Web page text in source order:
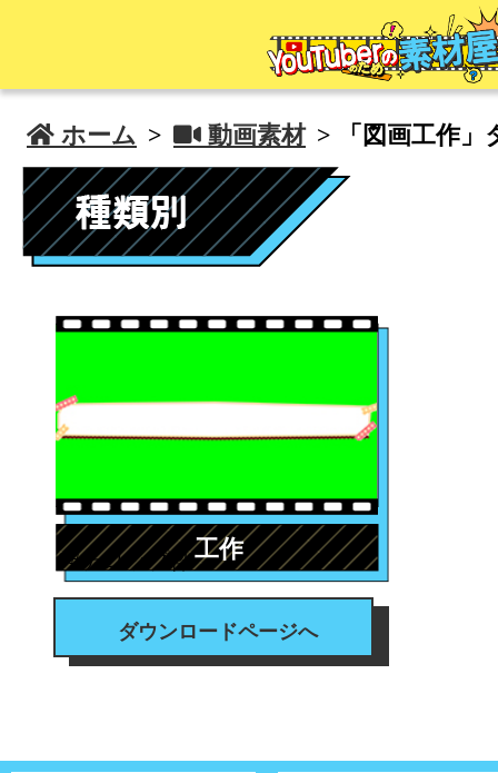
 ホーム >  動画素材 > 「図画工作」
#テロップ枠工作
ダウンロードページへ